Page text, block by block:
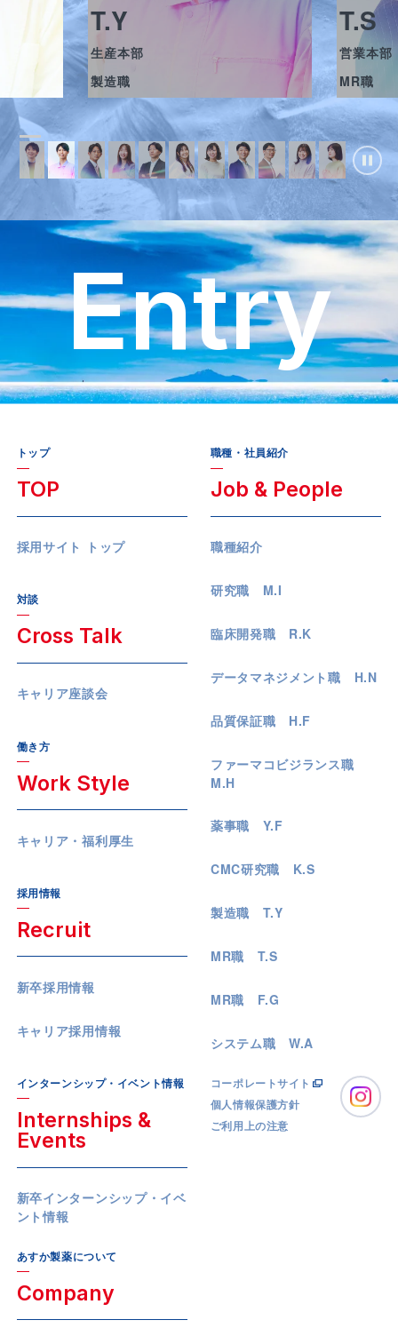
T.Y
生産本部
製造職
T.S
営業本部
MR職
Entry
トップ
TOP
採用サイト トップ
あすか製薬について
Company
職種・社員紹介
Job & People
職種紹介
研究職 M.I
臨床開発職 R.K
データマネジメント職 H.N
品質保証職 H.F
ファーマコビジランス職
M.H
薬事職 Y.F
CMC研究職 K.S
製造職 T.Y
MR職 T.S
MR職 F.G
システム職 W.A
対談
Cross Talk
キャリア座談会
働き方
Work Style
キャリア・福利厚生
採用情報
Recruit
新卒採用情報
キャリア採用情報
インターンシップ・イベント情報
Internships &
Events
新卒インターンシップ・イベ
ント情報
コーポレートサイト
個人情報保護方針
ご利用上の注意